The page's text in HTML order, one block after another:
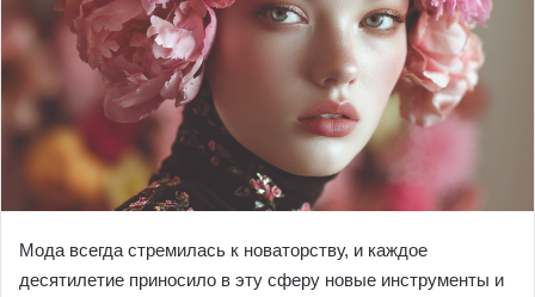
Мода всегда стремилась к новаторству, и каждое
десятилетие приносило в эту сферу новые инструменты и